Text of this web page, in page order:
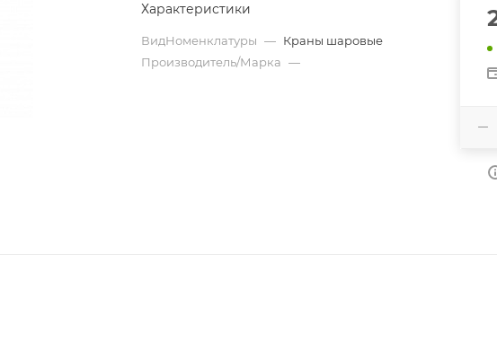
Характеристики
ВидНоменклатуры — Краны шаровые
Производитель/Марка —